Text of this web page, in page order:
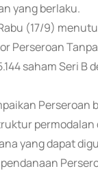
yang berlaku.
(17/9)
Perseroan
saham Seri B
Perseroan
permodalan
yang dapat